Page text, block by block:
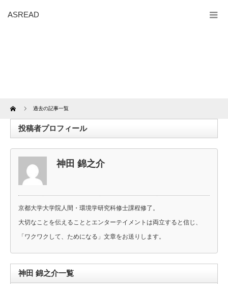
ASREAD
Home 過去の記事一覧
投稿者プロフィール
神田 錦之介
京都大学大学院人間・環境学研究科修士課程修了。
大切なことを伝えることとエンターテイメントは両立すると信じ、
「ワクワクして、ためになる」文章をお送りします。
神田 錦之介一覧